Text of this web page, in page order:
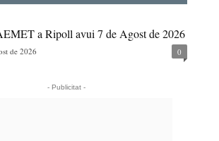
a Ripoll avui 7 de Agost de 2026
de 2026 0
- Publicitat -